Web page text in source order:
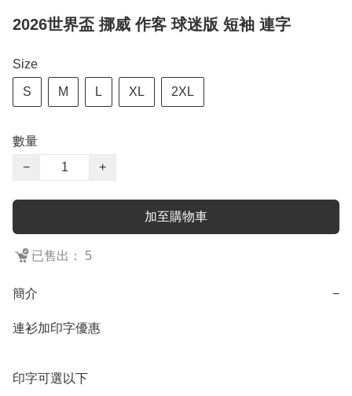
2026世界盃 挪威 作客 球迷版 短袖 連字
Size
S M L XL 2XL
數量
−
+
加至購物車
已售出： 5
簡介 −
連衫加印字優惠
印字可選以下